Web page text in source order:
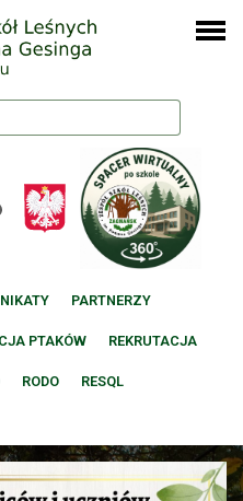
PARTNERZY
PTAKÓW REKRUTACJA
RODO RESQL